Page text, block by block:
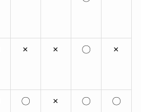
× × 〇 ×
〇 × 〇 〇